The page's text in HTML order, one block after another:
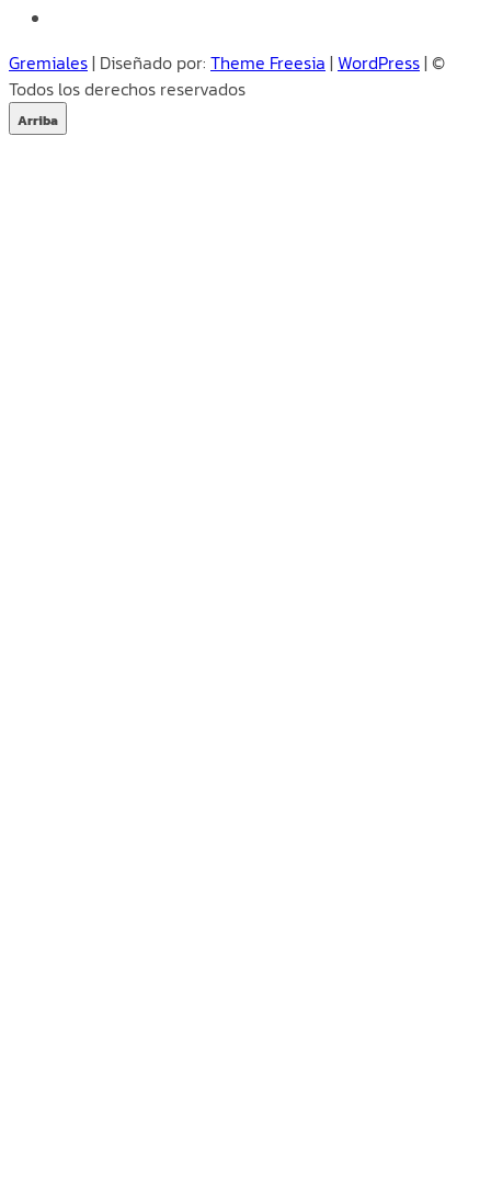
Gremiales| Diseñado por: Theme Freesia | WordPress| ©
Todos los derechos reservados
Arriba